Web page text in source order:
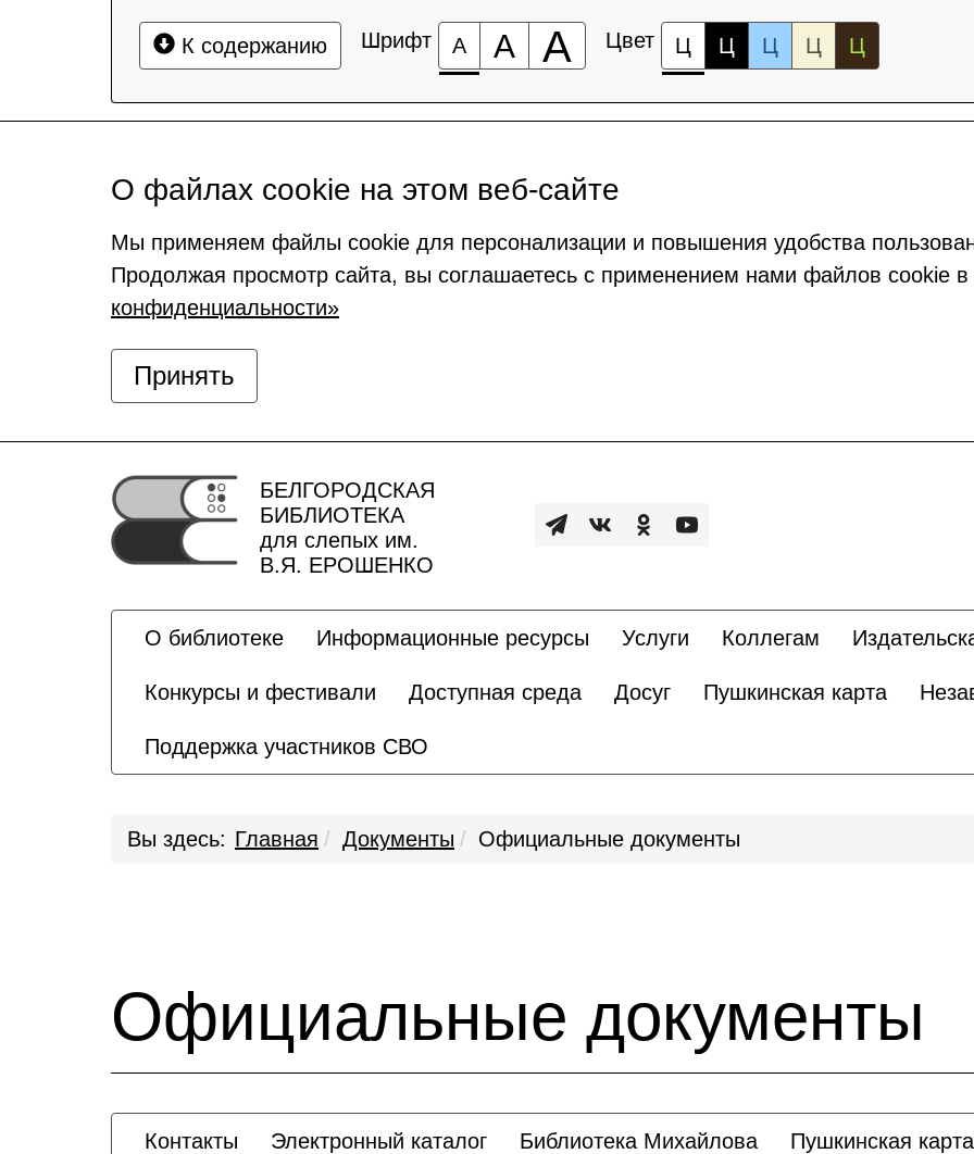
К содержанию Шрифт А А А Цвет Ц Ц Ц Ц Ц
О файлах cookie на этом веб-сайте
Мы применяем файлы cookie для персонализации и повышения удобства
Продолжая просмотр сайта, вы соглашаетесь с применением нами файлов cookie в
конфиденциальности»
Принять
БЕЛГОРОДСКАЯ
БИБЛИОТЕКА
для слепых им.
В.Я. ЕРОШЕНКО
О библиотеке Информационные ресурсы Услуги Коллегам
Конкурсы и фестивали Доступная среда Досуг Пушкинская карта
Поддержка участников СВО
Вы здесь: Главная Документы Официальные документы
Официальные документы
Контакты Электронный каталог Библиотека Михайлова Пушкинская карта